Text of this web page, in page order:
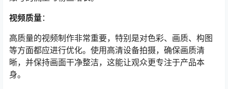
视频质量：
高质量的视频制作非常重要，特别是对色彩、画质、构图
等方面都应进行优化。使用高清设备拍摄，确保画质清
晰，并保持画面干净整洁，这能让观众更专注于产品本
身。